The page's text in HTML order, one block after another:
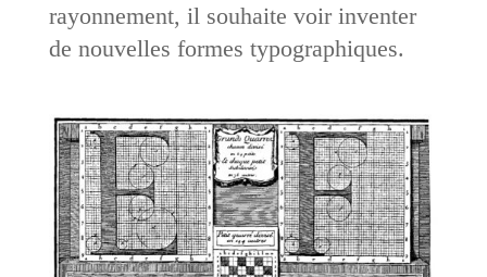
rayonnement, il souhaite voir inventer
de nouvelles formes typographiques.